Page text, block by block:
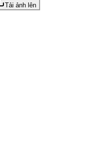
Tải ảnh lên